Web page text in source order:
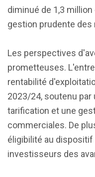
diminué de 1,3
gestion prudente des
Les perspectives
prometteuses.
rentabilité
2023/24, soutenu
tarification et une
commerciales. De
éligibilité au dispositif
investisseurs des